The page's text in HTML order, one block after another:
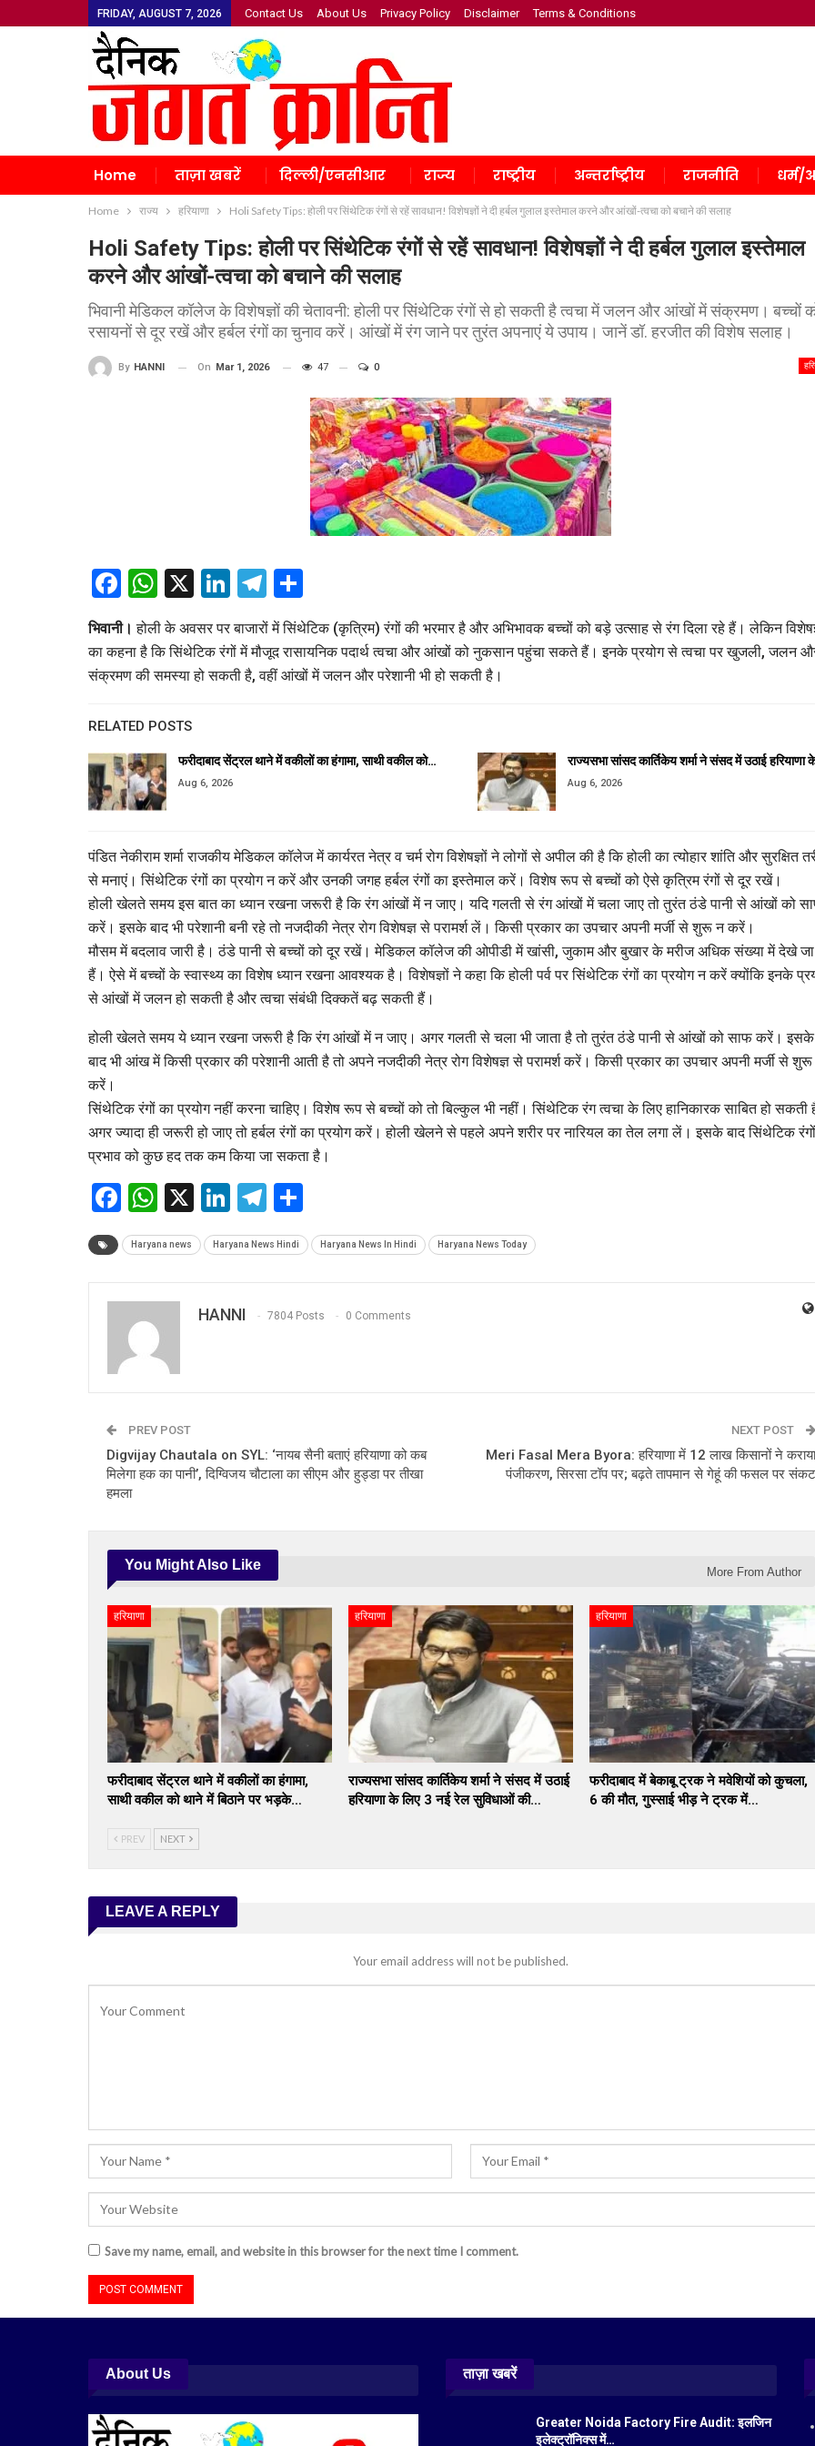
FRIDAY, AUGUST 7, 2026 Contact Us About Us Privacy Policy Disclaimer Terms & Conditions
Home ताज़ा खबरें दिल्ली/एनसीआर राज्य राष्ट्रीय अन्तर्राष्ट्रीय राजनीति धर्म/
Home राज्य हरियाणा Holi Safety Tips: होली पर सिंथेटिक रंगों से रहें सावधान! विशेषज्ञों ने दी हर्बल गुलाल इस्तेमाल करने और आंखों-त्वचा को बचाने की सलाह
Holi Safety Tips: होली पर सिंथेटिक रंगों से रहें सावधान! विशेषज्ञों ने दी हर्बल गुलाल इस्तेमाल
करने और आंखों-त्वचा को बचाने की सलाह
भिवानी मेडिकल कॉलेज के विशेषज्ञों की चेतावनी: होली पर सिंथेटिक रंगों से हो सकती है त्वचा में जलन और आंखों में संक्रमण। बच्चों
रसायनों से दूर रखें और हर्बल रंगों का चुनाव करें। आंखों में रंग जाने पर तुरंत अपनाएं ये उपाय। जानें डॉ. हरजीत की विशेष सलाह।
By HANNI On Mar 1, 2026 47 0
Facebook
WhatsApp
X LinkedIn
Telegram
भिवानी। होली के अवसर पर बाजारों में सिंथेटिक (कृत्रिम) रंगों की भरमार है और अभिभावक बच्चों को बड़े उत्साह से रंग दिला रहे हैं। लेकिन
का कहना है कि सिंथेटिक रंगों में मौजूद रासायनिक पदार्थ त्वचा और आंखों को नुकसान पहुंचा सकते हैं। इनके प्रयोग से त्वचा पर खुजली, जलन
संक्रमण की समस्या हो सकती है, वहीं आंखों में जलन और परेशानी भी हो सकती है।
RELATED POSTS
फरीदाबाद सेंट्रल थाने में वकीलों का हंगामा, साथी वकील को…
Aug 6, 2026
राज्यसभा सांसद कार्तिकेय शर्मा ने संसद में उठाई हरियाणा
Aug 6, 2026
पंडित नेकीराम शर्मा राजकीय मेडिकल कॉलेज में कार्यरत नेत्र व चर्म रोग विशेषज्ञों ने लोगों से अपील की है कि होली का त्योहार शांति और सुरक्षित
से मनाएं। सिंथेटिक रंगों का प्रयोग न करें और उनकी जगह हर्बल रंगों का इस्तेमाल करें। विशेष रूप से बच्चों को ऐसे कृत्रिम रंगों से दूर रखें।
होली खेलते समय इस बात का ध्यान रखना जरूरी है कि रंग आंखों में न जाए। यदि गलती से रंग आंखों में चला जाए तो तुरंत ठंडे पानी से आंखों को
करें। इसके बाद भी परेशानी बनी रहे तो नजदीकी नेत्र रोग विशेषज्ञ से परामर्श लें। किसी प्रकार का उपचार अपनी मर्जी से शुरू न करें।
मौसम में बदलाव जारी है। ठंडे पानी से बच्चों को दूर रखें। मेडिकल कॉलेज की ओपीडी में खांसी, जुकाम और बुखार के मरीज अधिक संख्या में देखे
हैं। ऐसे में बच्चों के स्वास्थ्य का विशेष ध्यान रखना आवश्यक है। विशेषज्ञों ने कहा कि होली पर्व पर सिंथेटिक रंगों का प्रयोग न करें क्योंकि इनके
से आंखों में जलन हो सकती है और त्वचा संबंधी दिक्कतें बढ़ सकती हैं।
होली खेलते समय ये ध्यान रखना जरूरी है कि रंग आंखों में न जाए। अगर गलती से चला भी जाता है तो तुरंत ठंडे पानी से आंखों को साफ करें। इसके
बाद भी आंख में किसी प्रकार की परेशानी आती है तो अपने नजदीकी नेत्र रोग विशेषज्ञ से परामर्श करें। किसी प्रकार का उपचार अपनी मर्जी से
करें।
सिंथेटिक रंगों का प्रयोग नहीं करना चाहिए। विशेष रूप से बच्चों को तो बिल्कुल भी नहीं। सिंथेटिक रंग त्वचा के लिए हानिकारक साबित हो सकती
अगर ज्यादा ही जरूरी हो जाए तो हर्बल रंगों का प्रयोग करें। होली खेलने से पहले अपने शरीर पर नारियल का तेल लगा लें। इसके बाद सिंथेटिक
प्रभाव को कुछ हद तक कम किया जा सकता है।
Facebook
WhatsApp
X LinkedIn
Telegram
Haryana news Haryana News Hindi Haryana News In Hindi Haryana News Today
HANNI 7804 Posts 0 Comments
PREV POST
Digvijay Chautala on SYL: ‘नायब सैनी बताएं हरियाणा को कब
मिलेगा हक का पानी’, दिग्विजय चौटाला का सीएम और हुड्डा पर तीखा
हमला
NEXT POST
Meri Fasal Mera Byora: हरियाणा में 12 लाख किसानों ने कराया
पंजीकरण, सिरसा टॉप पर; बढ़ते तापमान से गेहूं की फसल पर संकट
You Might Also Like More From Author
हरियाणा
फरीदाबाद सेंट्रल थाने में वकीलों का हंगामा,
साथी वकील को थाने में बिठाने पर भड़के…
हरियाणा
राज्यसभा सांसद कार्तिकेय शर्मा ने संसद में उठाई
हरियाणा के लिए 3 नई रेल सुविधाओं की…
हरियाणा
फरीदाबाद में बेकाबू ट्रक ने मवेशियों को कुचला,
6 की मौत, गुस्साई भीड़ ने ट्रक में…
PREV NEXT
LEAVE A REPLY
Your email address will not be published.
Save my name, email, and website in this browser for the next time I comment.
About Us ताज़ा खबरें
Greater Noida Factory Fire Audit: इलजिन
इलेक्ट्रॉनिक्स में…